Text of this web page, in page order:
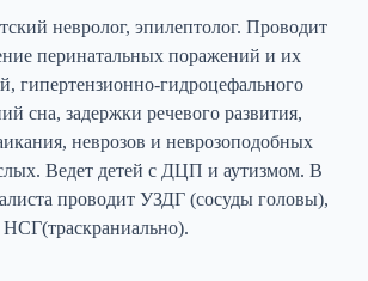
невролог, эпилептолог. Проводит
перинатальных поражений и их
гипертензионно-гидроцефального
сна, задержки речевого развития,
неврозов и неврозоподобных
Ведет детей с ДЦП и аутизмом. В
проводит УЗДГ (сосуды головы),